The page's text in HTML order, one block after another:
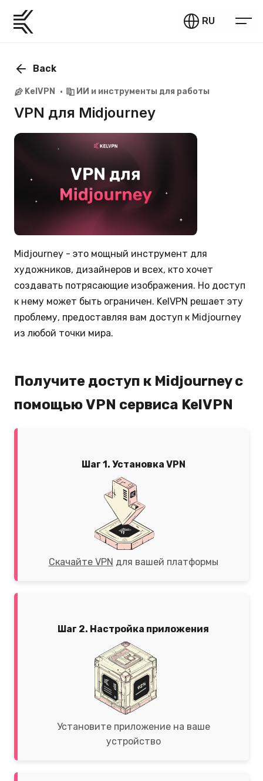
RU
Back
KelVPN ИИ и инструменты для работы
VPN для Midjourney
Midjourney - это мощный инструмент для
художников, дизайнеров и всех, кто хочет
создавать потрясающие изображения. Но доступ
к нему может быть ограничен. KelVPN решает эту
проблему, предоставляя вам доступ к Midjourney
из любой точки мира.
Получите доступ к Midjourney с
помощью VPN сервиса KelVPN
Шаг 1. Установка VPN
Скачайте VPN для вашей платформы
Шаг 2. Настройка приложения
Установите приложение на ваше
устройство